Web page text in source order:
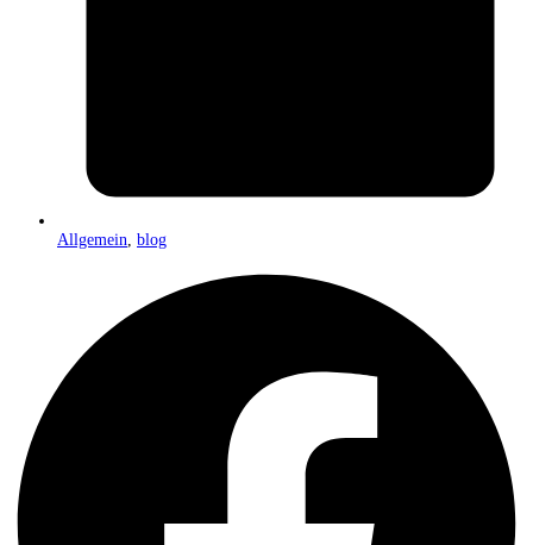
Allgemein, blog